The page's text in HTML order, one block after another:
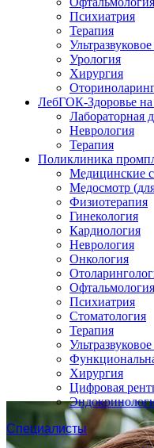
Психиатрия
Терапия
Урология
Хирургия
ЛебГОК-Здоровье на
Лабораторная
Неврология
Терапия
Поликлиника
Медицинские
Медосмотр
Физиотерапия
Гинекология
Кардиология
Неврология
Онкология
Офтальмология
Психиатрия
Стоматология
Терапия
Хирургия
Цифровая
Специалисты